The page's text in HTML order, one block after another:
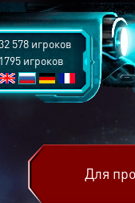
578 игроков
1795 игроков
Для